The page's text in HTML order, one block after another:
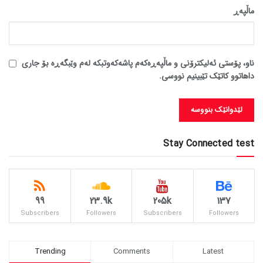
ماڵپه‌ڕ
ناو، پۆستی ئەلیکترۆنی و ماڵپەڕەکەم پاشەکەوتبکە لەم وێبگەڕە بۆ جاری
داهاتوو کاتێک تێبینیم نووسی.
Stay Connected test
137
Followers
205k
Subscribers
23.9k
Followers
99
Subscribers
Trending Comments Latest